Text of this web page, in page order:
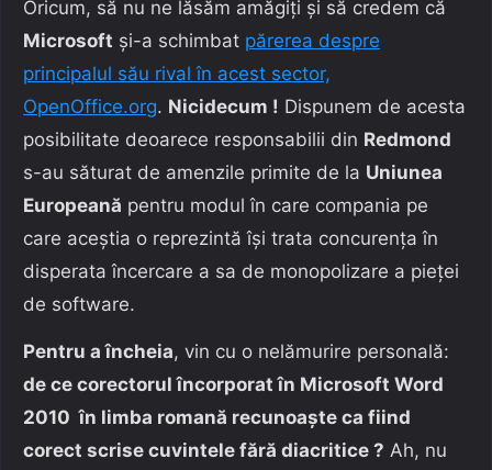
Oricum, să nu ne lăsăm amăgiţi şi să credem că
Microsoft şi-a schimbat părerea despre
principalul său rival în acest sector,
OpenOffice.org. Nicidecum ! Dispunem de acesta
posibilitate deoarece responsabilii din Redmond
s-au săturat de amenzile primite de la Uniunea
Europeană pentru modul în care compania pe
care aceştia o reprezintă îşi trata concurenţa în
disperata încercare a sa de monopolizare a pieţei
de software.
Pentru a încheia, vin cu o nelămurire personală:
de ce corectorul încorporat în Microsoft Word
2010 în limba romană recunoaşte ca fiind
corect scrise cuvintele fără diacritice ? Ah, nu